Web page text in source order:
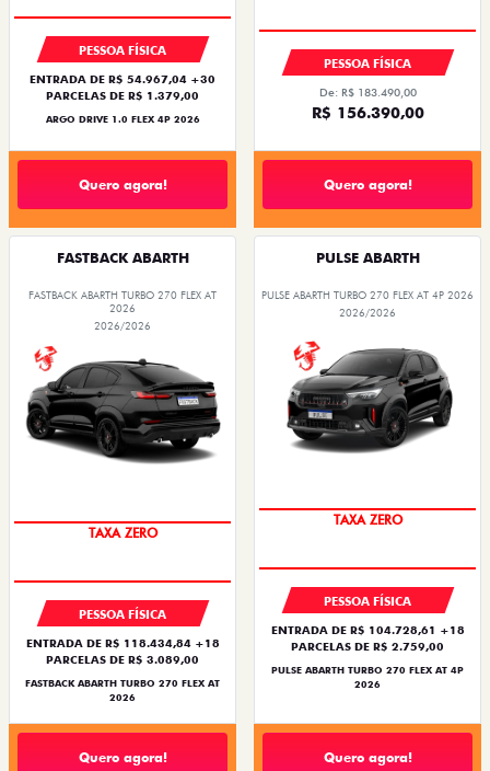
PESSOA FÍSICA
ENTRADA DE R$ 54.967,04 +30
PARCELAS DE R$ 1.379,00
ARGO DRIVE 1.0 FLEX 4P 2026
Quero agora!
PESSOA FÍSICA
De: R$ 183.490,00
R$ 156.390,00
Quero agora!
FASTBACK ABARTH
FASTBACK ABARTH TURBO 270 FLEX AT
2026
2026/2026
TAXA ZERO
PESSOA FÍSICA
ENTRADA DE R$ 118.434,84 +18
PARCELAS DE R$ 3.089,00
FASTBACK ABARTH TURBO 270 FLEX AT
2026
Quero agora!
PULSE ABARTH
PULSE ABARTH TURBO 270 FLEX AT 4P 2026
2026/2026
TAXA ZERO
PESSOA FÍSICA
ENTRADA DE R$ 104.728,61 +18
PARCELAS DE R$ 2.759,00
PULSE ABARTH TURBO 270 FLEX AT 4P
2026
Quero agora!